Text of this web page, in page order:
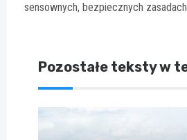
sensownych, bezpiecznych
Pozostałe teksty w